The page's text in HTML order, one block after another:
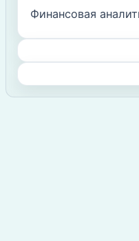
Финансовая